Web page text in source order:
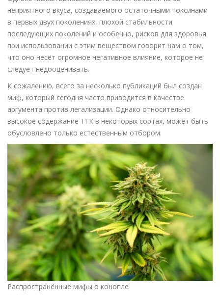
неприятного вкуса, создаваемого остаточными токсинами
в первых двух поколениях, плохой стабильности
последующих поколений и особенно, рисков для здоровья
при использовании с этим веществом говорит нам о том,
что оно несёт огромное негативное влияние, которое не
следует недооценивать.
К сожалению, всего за несколько публикаций был создан
миф, который сегодня часто приводится в качестве
аргумента против легализации. Однако относительно
высокое содержание ТГК в некоторых сортах, может быть
обусловлено только естественным отбором.
Распространённые мифы о конопле